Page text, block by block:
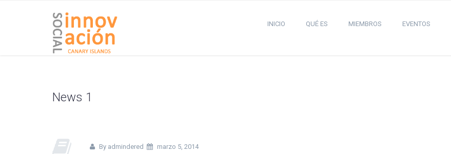
INICIO QUÉ ES MIEMBROS EVENTOS
News 1
By admindered marzo 5, 2014